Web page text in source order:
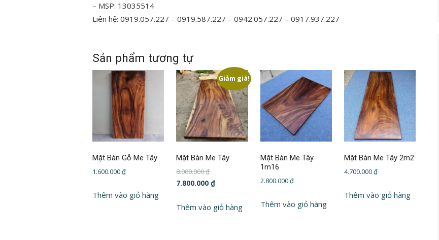
– MSP: 13035514
Liên hệ: 0919.057.227 – 0919.587.227 – 0942.057.227 – 0917.937.227
Sản phẩm tương tự
Mặt Bàn Gỗ Me Tây
1.600.000₫
Thêm vào giỏ hàng
Giảm giá!
Mặt Bàn Me Tây
8.000.000₫Giá
gốc
8.000.000 ₫.
7.800.000₫Giá
tại
Thêm vào giỏ hàng
Mặt Bàn Me Tây
1m16
2.800.000₫
Thêm vào giỏ hàng
Mặt Bàn Me Tây 2m2
4.700.000₫
Thêm vào giỏ hàng